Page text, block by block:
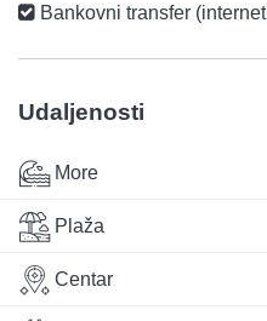
Bankovni transfer
Udaljenosti
More
Plaža
Centar